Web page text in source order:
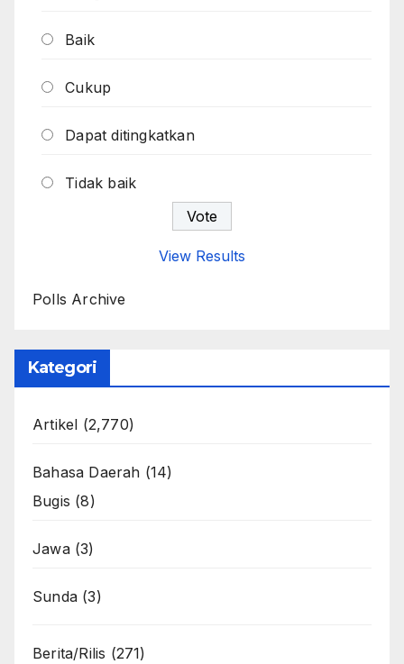
Baik
Cukup
Dapat ditingkatkan
Tidak baik
View Results
Polls Archive
Kategori
Artikel (2,770)
Bahasa Daerah (14)
Bugis (8)
Jawa(3)
Sunda (3)
Berita/Rilis (271)